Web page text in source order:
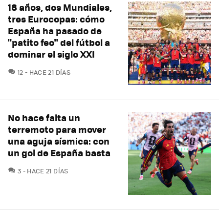
18 años, dos Mundiales,
tres Eurocopas: cómo
España ha pasado de
"patito feo" del fútbol a
dominar el siglo XXI
12 COMENTARIOS
HACE 21 DÍAS
No hace falta un
terremoto para mover
una aguja sísmica: con
un gol de España basta
3 COMENTARIOS
HACE 21 DÍAS